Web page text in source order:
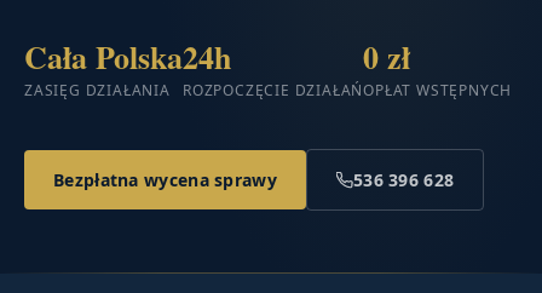
Cała Polska
ZASIĘG DZIAŁANIA
24h
ROZPOCZĘCIE DZIAŁAŃ
0 zł
OPŁAT WSTĘPNYCH
Bezpłatna wycena sprawy 536 396 628